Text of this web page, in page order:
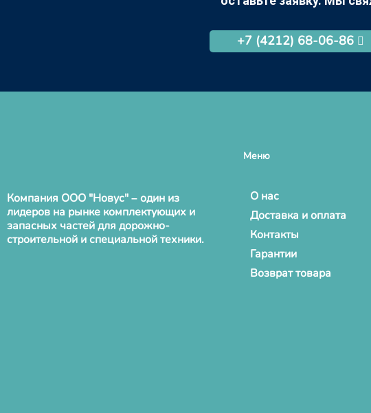
+7 (4212) 68-06-86
Компания ООО "Новус" – один из
лидеров на рынке комплектующих и
запасных частей для дорожно-
строительной и специальной техники.
Меню
О нас
Доставка и оплата
Контакты
Гарантии
Возврат товара